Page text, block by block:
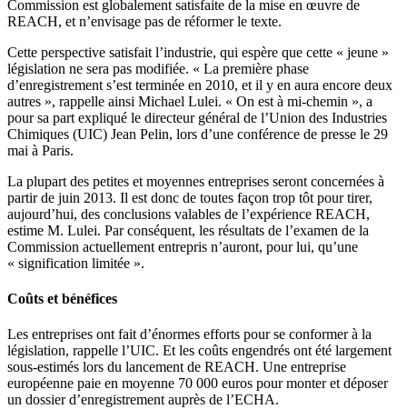
Commission est globalement satisfaite de la mise en œuvre de
REACH, et n’envisage pas de réformer le texte.
Cette perspective satisfait l’industrie, qui espère que cette « jeune »
législation ne sera pas modifiée. « La première phase
d’enregistrement s’est terminée en 2010, et il y en aura encore deux
autres », rappelle ainsi Michael Lulei. « On est à mi-chemin », a
pour sa part expliqué le directeur général de l’Union des Industries
Chimiques (UIC) Jean Pelin, lors d’une conférence de presse le 29
mai à Paris.
La plupart des petites et moyennes entreprises seront concernées à
partir de juin 2013. Il est donc de toutes façon trop tôt pour tirer,
aujourd’hui, des conclusions valables de l’expérience REACH,
estime M. Lulei. Par conséquent, les résultats de l’examen de la
Commission actuellement entrepris n’auront, pour lui, qu’une
« signification limitée ».
Coûts et bénéfices
Les entreprises ont fait d’énormes efforts pour se conformer à la
législation, rappelle l’UIC. Et les coûts engendrés ont été largement
sous-estimés lors du lancement de REACH. Une entreprise
européenne paie en moyenne 70 000 euros pour monter et déposer
un dossier d’enregistrement auprès de l’ECHA.